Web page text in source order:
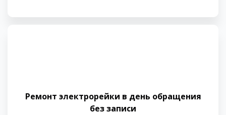
Ремонт электрорейки в день обращения
без записи